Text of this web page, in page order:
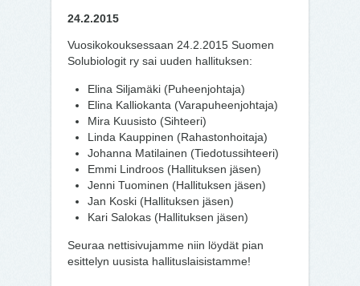
24.2.2015
Vuosikokouksessaan 24.2.2015 Suomen
Solubiologit ry sai uuden hallituksen:
Elina Siljamäki (Puheenjohtaja)
Elina Kalliokanta (Varapuheenjohtaja)
Mira Kuusisto (Sihteeri)
Linda Kauppinen (Rahastonhoitaja)
Johanna Matilainen (Tiedotussihteeri)
Emmi Lindroos (Hallituksen jäsen)
Jenni Tuominen (Hallituksen jäsen)
Jan Koski (Hallituksen jäsen)
Kari Salokas (Hallituksen jäsen)
Seuraa nettisivujamme niin löydät pian
esittelyn uusista hallituslaisistamme!